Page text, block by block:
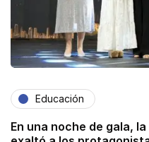
Educación
En una noche de gala,